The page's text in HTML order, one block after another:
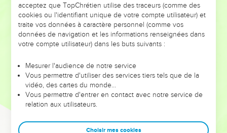
DE L’ANNÉE !
ET SI LEURS ERREURS POUVAIENT VOUS ÉVITER LES
VOTRES ?
leur foi ou leur vision. Mais on voit moins les doutes, les erreurs
et les saisons difficiles qu'ils ont traversés, alors même que ce
sont elles qui les ont façonnés.
Dans cette conférence, leaders, entrepreneurs, et responsables
clés pour avancer avec plus de sagesse afin que leurs erreurs
acceptez que TopChrétien utilise des traceurs (comme des
cookies ou l'identifiant unique de votre compte utilisateur) et
traite vos données à caractère personnel (comme vos
données de navigation et les informations renseignées dans
votre compte utilisateur) dans les buts suivants :
Mesurer l'audience de notre service
Vous permettre d'utiliser des services tiers tels que de la
vidéo, des cartes du monde…
Vous permettre d'entrer en contact avec notre service de
relation aux utilisateurs.
Choisir mes cookies